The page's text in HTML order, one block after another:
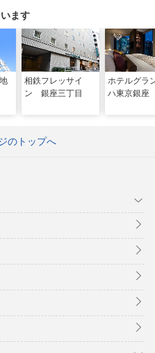
ます
相鉄フレッサイ
ン 銀座三丁目
ホテルグラ
ハ東京銀座
のトップへ